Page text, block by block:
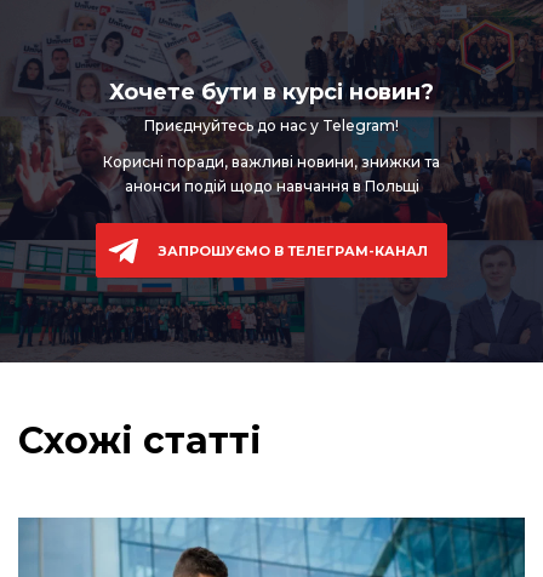
Хочете бути в курсі новин?
Приєднуйтесь до нас у Telegram!
Корисні поради, важливі новини,знижки та
анонси подій щодо навчання в Польщі
ЗАПРОШУЄМО В ТЕЛЕГРАМ-КАНАЛ
Схожі статті